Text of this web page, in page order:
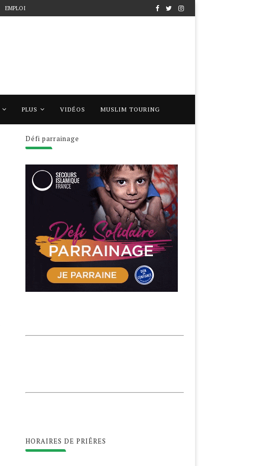
EMPLOI
PLUS VIDÉOS MUSLIM TOURING
Défi parrainage
HORAIRES DE PRIÊRES